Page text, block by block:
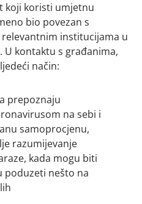
koji koristi umjetnu
bio povezan s
institucijama u
kontaktu s građanima,
način:
prepoznaju
na sebi i
samoprocjenu,
razumijevanje
kada mogu biti
poduzeti nešto na